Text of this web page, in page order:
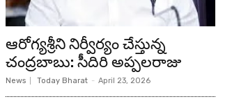
ఆరోగ్యశ్రీని నిర్వీర్యం చేస్తున్న
చంద్రబాబు: సీదిరి అప్పలరాజు
News Today Bharat - April 23, 2026